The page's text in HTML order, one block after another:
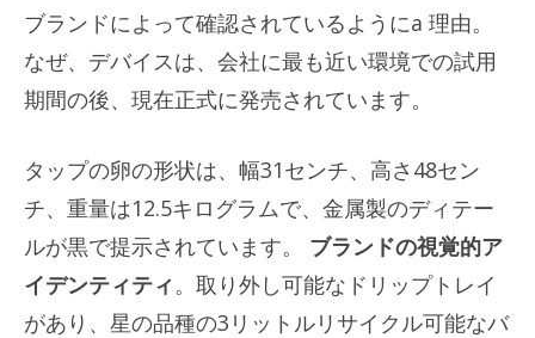
ブランドによって確認されているようにa 理由。
なぜ、デバイスは、会社に最も近い環境での試用
期間の後、現在正式に発売されています。
タップの卵の形状は、幅31センチ、高さ48セン
チ、重量は12.5キログラムで、金属製のディテー
ルが黒で提示されています。
ブランドの視覚的ア
イデンティティ。取り外し可能なドリップトレイ
があり、星の品種の3リットルリサイクル可能なバ